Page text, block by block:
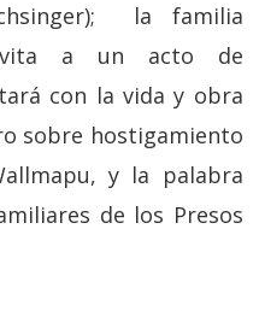
la familia
a un acto de
con la vida y obra
sobre hostigamiento
y la palabra
de los Presos